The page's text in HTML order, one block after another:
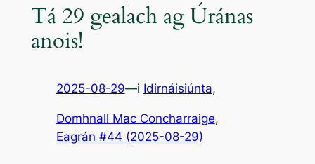
Tá 29 gealach ag Úránas
anois!
2025-08-29—i Idirnáisiúnta,
Domhnall Mac Concharraige
Eagrán #44 (2025-08-29)